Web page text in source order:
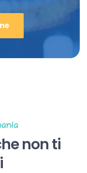
non ti